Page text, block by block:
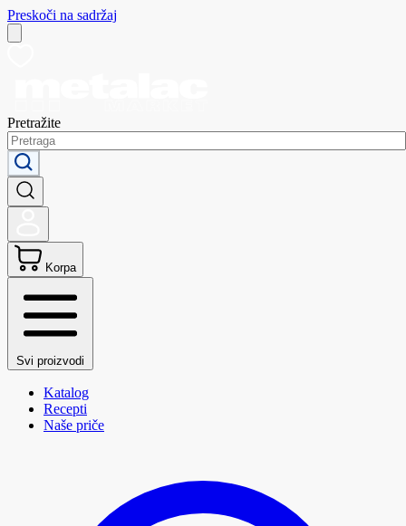
Preskoči na sadržaj
Pretražite
Korpa
Svi proizvodi
Katalog
Recepti
Naše priče